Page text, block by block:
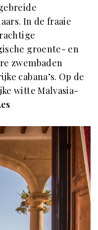
In de fraaie
groente- en
zwembaden
cabana’s. Op de
witte Malvasia-